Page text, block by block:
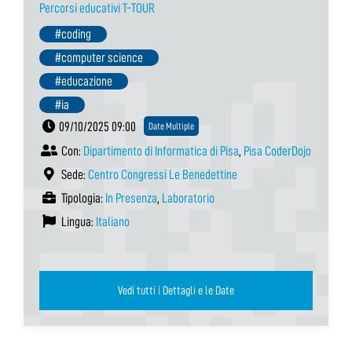
Percorsi educativi T-TOUR
#coding
#computer science
#educazione
#ia
09/10/2025 09:00
Date Multiple
Con: Dipartimento di Informatica di Pisa, Pisa CoderDojo
Sede: Centro Congressi Le Benedettine
Tipologia: In Presenza, Laboratorio
Lingua: Italiano
Vedi tutti i Dettagli e le Date